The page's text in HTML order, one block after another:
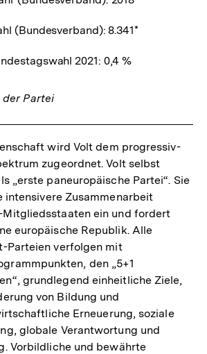
(Bundesverband): 8.341*
2021: 0,4 %
der Partei
wird Volt dem progressiv-
zugeordnet. Volt selbst
„erste paneuropäische Partei“. Sie
intensivere Zusammenarbeit
Mitgliedsstaaten ein und fordert
europäische Republik. Alle
Parteien verfolgen mit
den „5+1
grundlegend einheitliche Ziele,
von Bildung und
Erneuerung, soziale
globale Verantwortung und
Vorbildliche und bewährte